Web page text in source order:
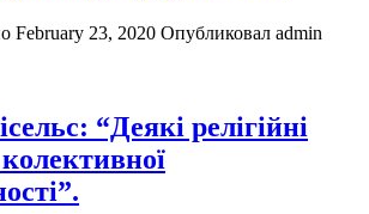
February 23, 2020 Опубликовал admin
“Деякі релігійні